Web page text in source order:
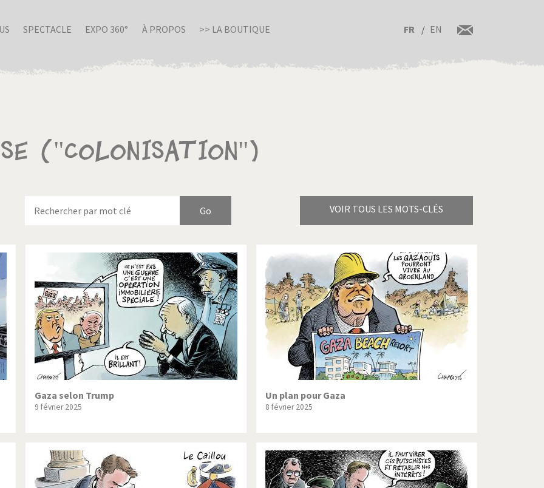
SPECTACLE EXPO 360° À PROPOS >> LA BOUTIQUE FR EN
("Colonisation")
VOIR TOUS LES MOTS-CLÉS
en Italie Birmanie Brexitland
ou pas très? Chère énergie! Crise grecque
arabe à l'hiver Election présidentielle US Guerre en Syrie
Palestine L'Amérique et les armes L'Iran tremble
du Nord: guerre ou paix? La finance et ses crises La France en marche
Le boson de Higgs
suisse en Libye Pakistan incertain Pascal Couchepin
virus Pot-pourri SOS l'Europe!
Gaza selon Trump
9 février 2025
Un plan pour Gaza
8 février 2025